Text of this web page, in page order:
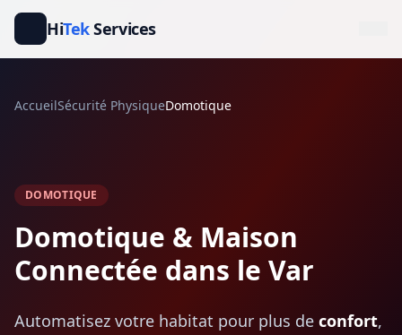
HiTekServices
AccueilSécurité PhysiqueDomotique
DOMOTIQUE
Domotique & Maison
Connectée dans le Var
Automatisez votre habitat pour plus de confort,